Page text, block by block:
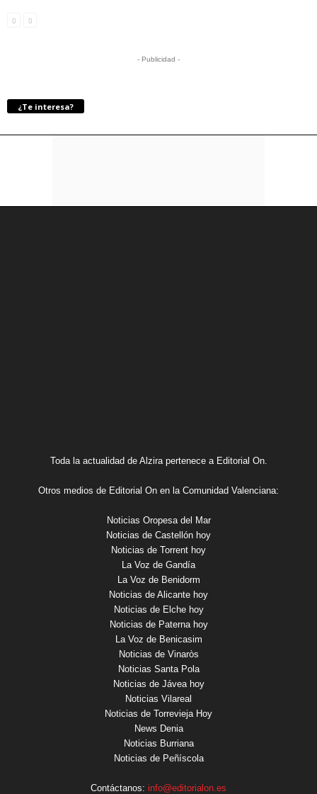
- Publicidad -
¿Te interesa?
Toda la actualidad de Alzira pertenece a Editorial On.
Otros medios de Editorial On en la Comunidad Valenciana:
Noticias Oropesa del Mar
Noticias de Castellón hoy
Noticias de Torrent hoy
La Voz de Gandía
La Voz de Benidorm
Noticias de Alicante hoy
Noticias de Elche hoy
Noticias de Paterna hoy
La Voz de Benicasim
Noticias de Vinaròs
Noticias Santa Pola
Noticias de Jávea hoy
Noticias Vilareal
Noticias de Torrevieja Hoy
News Denia
Noticias Burriana
Noticias de Peñíscola
Contáctanos: info@editorialon.es